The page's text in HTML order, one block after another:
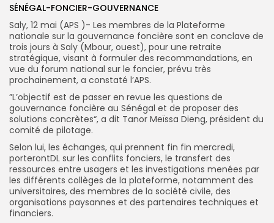
FR
SÉNÉGAL-FONCIER-GOUVERNANCE
Saly, 12 mai (APS )- Les membres de la Plateforme
nationale sur la gouvernance foncière sont en conclave de
trois jours à Saly (Mbour, ouest), pour une retraite
stratégique, visant à formuler des recommandations, en
vue du forum national sur le foncier, prévu très
prochainement, a constaté l’APS.
”L’objectif est de passer en revue les questions de
gouvernance foncière au Sénégal et de proposer des
solutions concrètes“, a dit Tanor Meïssa Dieng, président du
comité de pilotage.
Selon lui, les échanges, qui prennent fin fin mercredi,
porterontDL sur les conflits fonciers, le transfert des
ressources entre usagers et les investigations menées par
les différents collèges de la plateforme, notamment des
universitaires, des membres de la société civile, des
organisations paysannes et des partenaires techniques et
financiers.